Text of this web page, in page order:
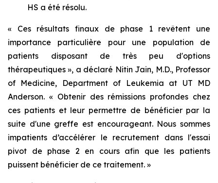
HS a été résolu.
« Ces résultats finaux de phase 1 revêtent une
importance particulière pour une population de
patients disposant de très peu d'options
thérapeutiques », a déclaré Nitin Jain, M.D., Professor
of Medicine, Department of Leukemia at UT MD
Anderson. « Obtenir des rémissions profondes chez
ces patients et leur permettre de bénéficier par la
suite d'une greffe est encourageant. Nous sommes
impatients d’accélérer le recrutement dans l'essai
pivot de phase 2 en cours afin que les patients
puissent bénéficier de ce traitement. »